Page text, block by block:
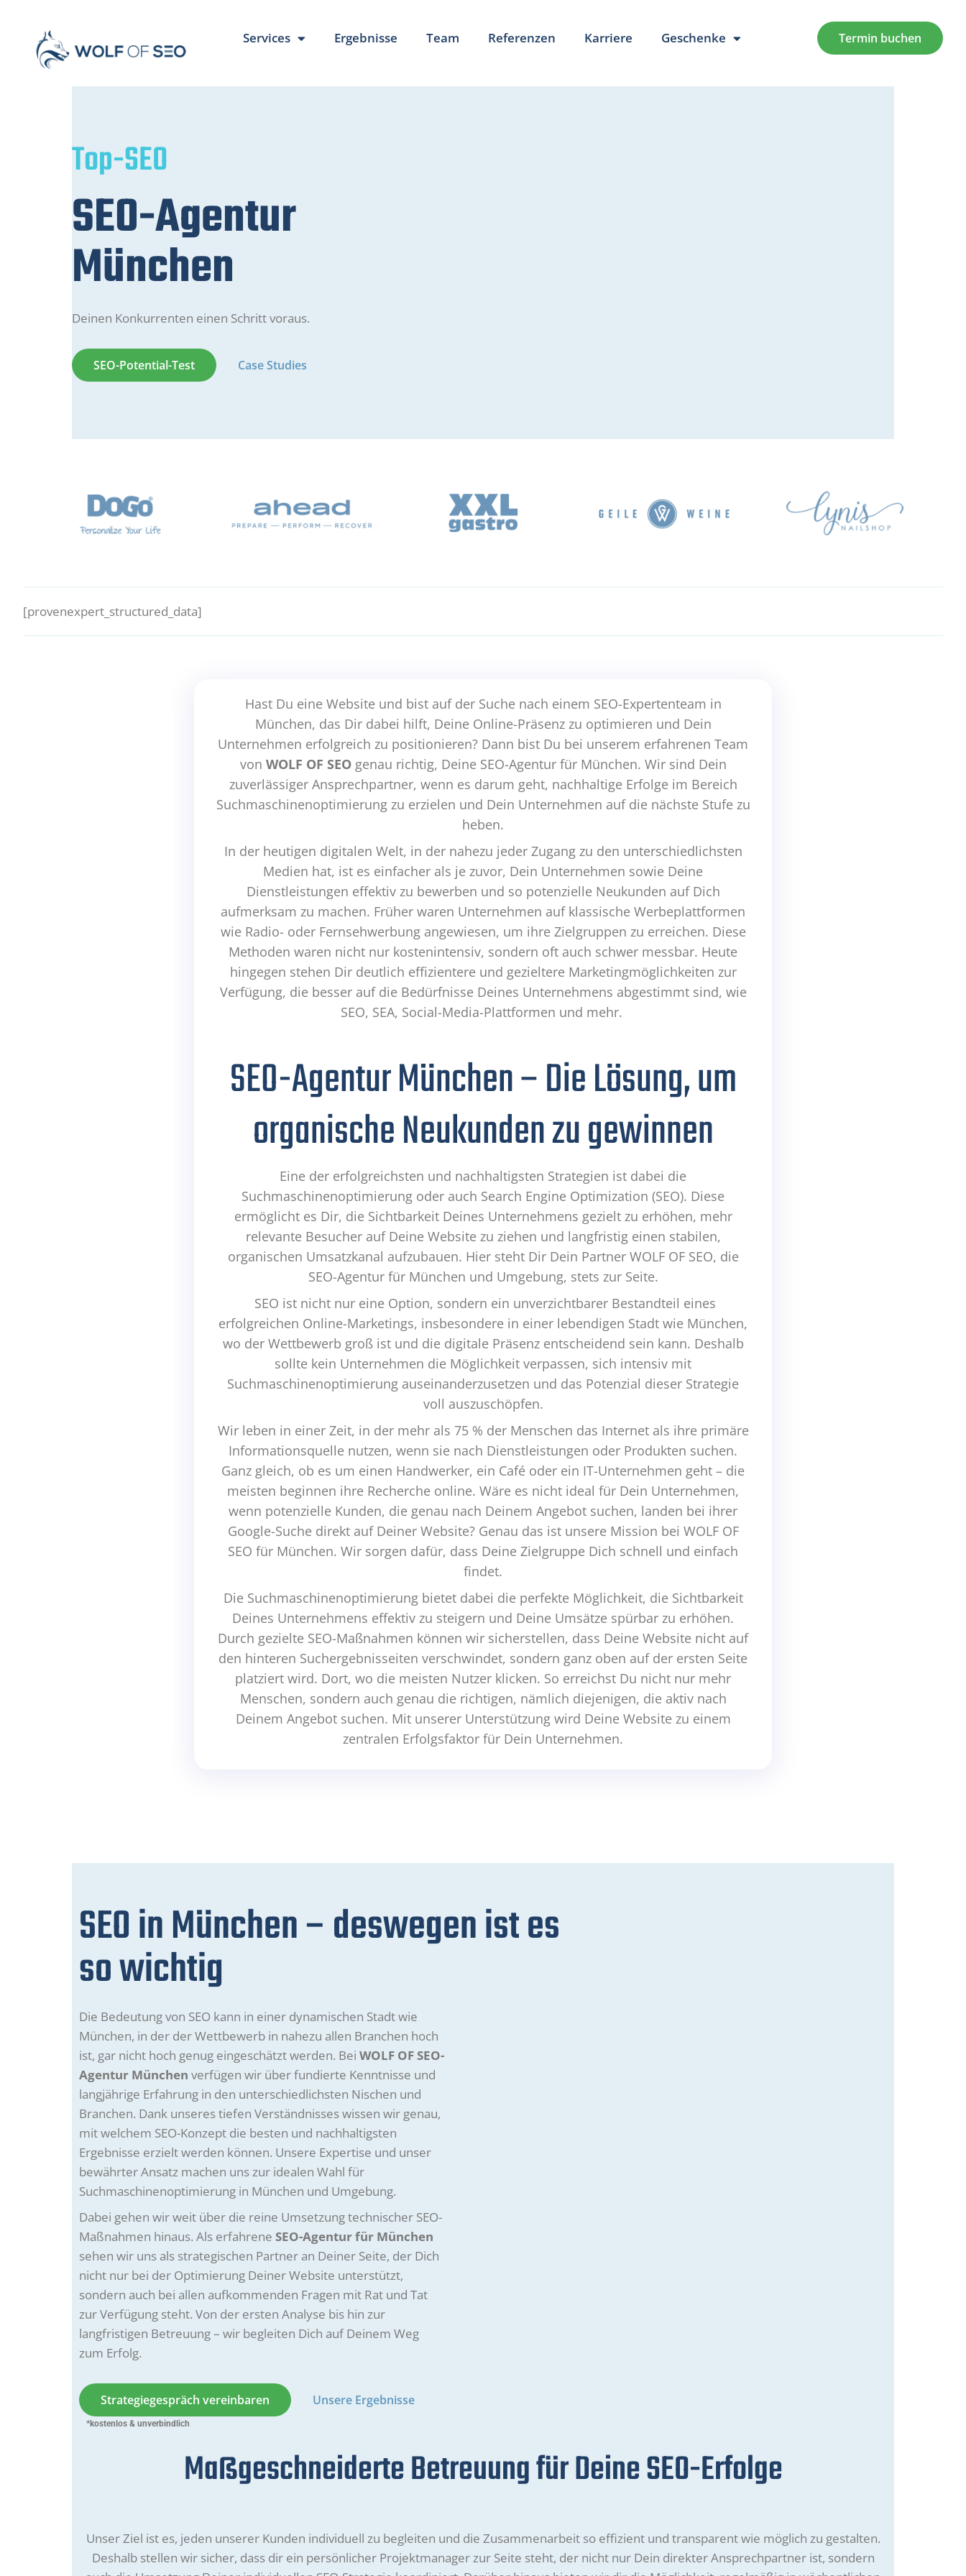
Services Ergebnisse Team Referenzen Karriere Geschenke Termin buchen
Top-SEO
SEO-Agentur
München
Deinen Konkurrenten einen Schritt voraus.
SEO-Potential-Test Case Studies
[provenexpert_structured_data]
Hast Du eine Website und bist auf der Suche nach einem SEO-Expertenteam in
München, das Dir dabei hilft, Deine Online-Präsenz zu optimieren und Dein
Unternehmen erfolgreich zu positionieren? Dann bist Du bei unserem erfahrenen Team
von WOLF OF SEOgenau richtig, Deine SEO-Agentur für München. Wir sind Dein
zuverlässiger Ansprechpartner, wenn es darum geht, nachhaltige Erfolge im Bereich
Suchmaschinenoptimierung zu erzielen und Dein Unternehmen auf die nächste Stufe zu
heben.
In der heutigen digitalen Welt, in der nahezu jeder Zugang zu den unterschiedlichsten
Medien hat, ist es einfacher als je zuvor, Dein Unternehmen sowie Deine
Dienstleistungen effektiv zu bewerben und so potenzielle Neukunden auf Dich
aufmerksam zu machen. Früher waren Unternehmen auf klassische Werbeplattformen
wie Radio- oder Fernsehwerbung angewiesen, um ihre Zielgruppen zu erreichen. Diese
Methoden waren nicht nur kostenintensiv, sondern oft auch schwer messbar. Heute
hingegen stehen Dir deutlich effizientere und gezieltere Marketingmöglichkeiten zur
Verfügung, die besser auf die Bedürfnisse Deines Unternehmens abgestimmt sind, wie
SEO, SEA, Social-Media-Plattformen und mehr.
SEO-Agentur München – Die Lösung, um
organische Neukunden zu gewinnen
Eine der erfolgreichsten und nachhaltigsten Strategien ist dabei die
Suchmaschinenoptimierung oder auch Search Engine Optimization (SEO). Diese
ermöglicht es Dir, die Sichtbarkeit Deines Unternehmens gezielt zu erhöhen, mehr
relevante Besucher auf Deine Website zu ziehen und langfristig einen stabilen,
organischen Umsatzkanal aufzubauen. Hier steht Dir Dein Partner WOLF OF SEO, die
SEO-Agentur für München und Umgebung, stets zur Seite.
SEO ist nicht nur eine Option, sondern ein unverzichtbarer Bestandteil eines
erfolgreichen Online-Marketings, insbesondere in einer lebendigen Stadt wie München,
wo der Wettbewerb groß ist und die digitale Präsenz entscheidend sein kann. Deshalb
sollte kein Unternehmen die Möglichkeit verpassen, sich intensiv mit
Suchmaschinenoptimierung auseinanderzusetzen und das Potenzial dieser Strategie
voll auszuschöpfen.
Wir leben in einer Zeit, in der mehr als 75 % der Menschen das Internet als ihre primäre
Informationsquelle nutzen, wenn sie nach Dienstleistungen oder Produkten suchen.
Ganz gleich, ob es um einen Handwerker, ein Café oder ein IT-Unternehmen geht – die
meisten beginnen ihre Recherche online. Wäre es nicht ideal für Dein Unternehmen,
wenn potenzielle Kunden, die genau nach Deinem Angebot suchen, landen bei ihrer
Google-Suche direkt auf Deiner Website? Genau das ist unsere Mission bei WOLF OF
SEO für München. Wir sorgen dafür, dass Deine Zielgruppe Dich schnell und einfach
findet.
Die Suchmaschinenoptimierung bietet dabei die perfekte Möglichkeit, die Sichtbarkeit
Deines Unternehmens effektiv zu steigern und Deine Umsätze spürbar zu erhöhen.
Durch gezielte SEO-Maßnahmen können wir sicherstellen, dass Deine Website nicht auf
den hinteren Suchergebnisseiten verschwindet, sondern ganz oben auf der ersten Seite
platziert wird. Dort, wo die meisten Nutzer klicken. So erreichst Du nicht nur mehr
Menschen, sondern auch genau die richtigen, nämlich diejenigen, die aktiv nach
Deinem Angebot suchen. Mit unserer Unterstützung wird Deine Website zu einem
zentralen Erfolgsfaktor für Dein Unternehmen.
SEO in München – deswegen ist es
so wichtig
Die Bedeutung von SEO kann in einer dynamischen Stadt wie
München, in der der Wettbewerb in nahezu allen Branchen hoch
ist, gar nicht hoch genug eingeschätzt werden. Bei WOLF OF SEO-
Agentur München verfügen wir über fundierte Kenntnisse und
langjährige Erfahrung in den unterschiedlichsten Nischen und
Branchen. Dank unseres tiefen Verständnisses wissen wir genau,
mit welchem SEO-Konzept die besten und nachhaltigsten
Ergebnisse erzielt werden können. Unsere Expertise und unser
bewährter Ansatz machen uns zur idealen Wahl für
Suchmaschinenoptimierung in München und Umgebung.
Dabei gehen wir weit über die reine Umsetzung technischer SEO-
Maßnahmen hinaus. Als erfahrene SEO-Agentur für München
sehen wir uns als strategischen Partner an Deiner Seite, der Dich
nicht nur bei der Optimierung Deiner Website unterstützt,
sondern auch bei allen aufkommenden Fragen mit Rat und Tat
zur Verfügung steht. Von der ersten Analyse bis hin zur
langfristigen Betreuung – wir begleiten Dich auf Deinem Weg
zum Erfolg.
Strategiegespräch vereinbaren Unsere Ergebnisse
*kostenlos & unverbindlich
Maßgeschneiderte Betreuung für Deine SEO-Erfolge
Unser Ziel ist es, jeden unserer Kunden individuell zu begleiten und die Zusammenarbeit so effizient und transparent wie möglich zu gestalten.
Deshalb stellen wir sicher, dass dir ein persönlicher Projektmanager zur Seite steht, der nicht nur Dein direkter Ansprechpartner ist, sondern